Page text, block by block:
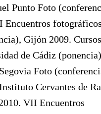
Punto Foto
Encuentros
Gijón 2009.
de Cádiz
Foto
Cervantes de
VII Encuentros